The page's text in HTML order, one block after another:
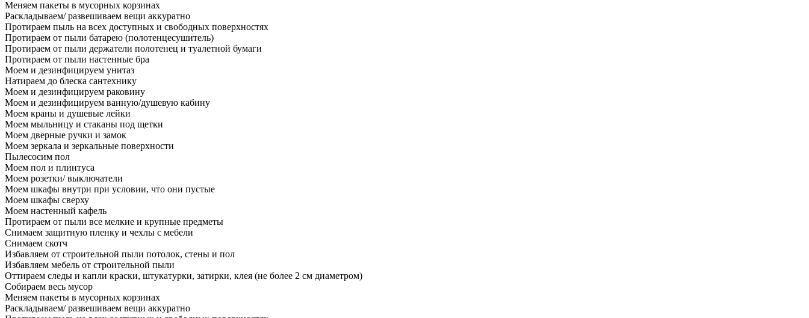
Меняем пакеты в мусорных корзинах
Раскладываем/ развешиваем вещи аккуратно
Протираем пыль на всех доступных и свободных поверхностях
Протираем от пыли батарею (полотенцесушитель)
Протираем от пыли держатели полотенец и туалетной бумаги
Протираем от пыли настенные бра
Моем и дезинфицируем унитаз
Натираем до блеска сантехнику
Моем и дезинфицируем раковину
Моем и дезинфицируем ванную/душевую кабину
Моем краны и душевые лейки
Моем мыльницу и стаканы под щетки
Моем дверные ручки и замок
Моем зеркала и зеркальные поверхности
Пылесосим пол
Моем пол и плинтуса
Моем розетки/ выключатели
Моем шкафы внутри при условии, что они пустые
Моем шкафы сверху
Моем настенный кафель
Протираем от пыли все мелкие и крупные предметы
Снимаем защитную пленку и чехлы с мебели
Снимаем скотч
Избавляем от строительной пыли потолок, стены и пол
Избавляем мебель от строительной пыли
Оттираем следы и капли краски, штукатурки, затирки, клея (не более 2 см диаметром)
Собираем весь мусор
Меняем пакеты в мусорных корзинах
Раскладываем/ развешиваем вещи аккуратно